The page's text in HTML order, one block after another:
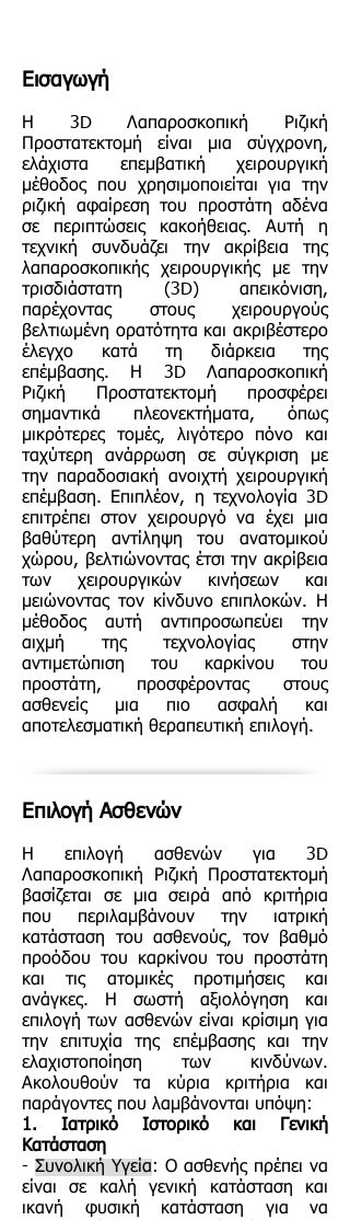
Εισαγωγή
Η 3D Λαπαροσκοπική Ριζική
Προστατεκτομή είναι μια σύγχρονη,
ελάχιστα επεμβατική χειρουργική
μέθοδος που χρησιμοποιείται για την
ριζική αφαίρεση του προστάτη αδένα
σε περιπτώσεις κακοήθειας. Αυτή η
τεχνική συνδυάζει την ακρίβεια της
λαπαροσκοπικής χειρουργικής με την
τρισδιάστατη (3D) απεικόνιση,
παρέχοντας στους χειρουργούς
βελτιωμένη ορατότητα και ακριβέστερο
έλεγχο κατά τη διάρκεια της
επέμβασης. Η 3D Λαπαροσκοπική
Ριζική Προστατεκτομή προσφέρει
σημαντικά πλεονεκτήματα, όπως
μικρότερες τομές, λιγότερο πόνο και
ταχύτερη ανάρρωση σε σύγκριση με
την παραδοσιακή ανοιχτή χειρουργική
επέμβαση. Επιπλέον, η τεχνολογία 3D
επιτρέπει στον χειρουργό να έχει μια
βαθύτερη αντίληψη του ανατομικού
χώρου, βελτιώνοντας έτσι την ακρίβεια
των χειρουργικών κινήσεων και
μειώνοντας τον κίνδυνο επιπλοκών. Η
μέθοδος αυτή αντιπροσωπεύει την
αιχμή της τεχνολογίας στην
αντιμετώπιση του καρκίνου του
προστάτη, προσφέροντας στους
ασθενείς μια πιο ασφαλή και
αποτελεσματική θεραπευτική επιλογή.
Επιλογή Ασθενών
Η επιλογή ασθενών για 3D
Λαπαροσκοπική Ριζική Προστατεκτομή
βασίζεται σε μια σειρά από κριτήρια
που περιλαμβάνουν την ιατρική
κατάσταση του ασθενούς, τον βαθμό
προόδου του καρκίνου του προστάτη
και τις ατομικές προτιμήσεις και
ανάγκες. Η σωστή αξιολόγηση και
επιλογή των ασθενών είναι κρίσιμη για
την επιτυχία της επέμβασης και την
ελαχιστοποίηση των κινδύνων.
Ακολουθούν τα κύρια κριτήρια και
παράγοντες που λαμβάνονται υπόψη:
1. Ιατρικό Ιστορικό και Γενική
Κατάσταση
- Συνολική Υγεία: Ο ασθενής πρέπει να
είναι σε καλή γενική κατάσταση και
ικανή φυσική κατάσταση για να